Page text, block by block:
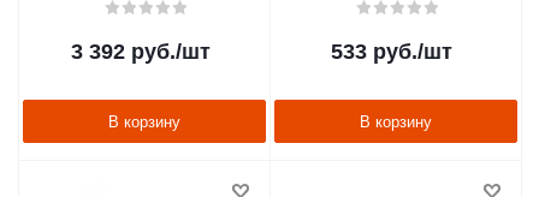
3 392руб./шт
В корзину
533 руб./шт
В корзину